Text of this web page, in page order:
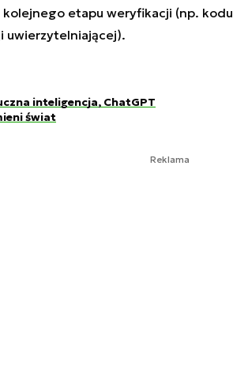
kolejnego etapu weryfikacji (np. kodu
uwierzytelniającej).
inteligencja, ChatGPT
świat
Reklama